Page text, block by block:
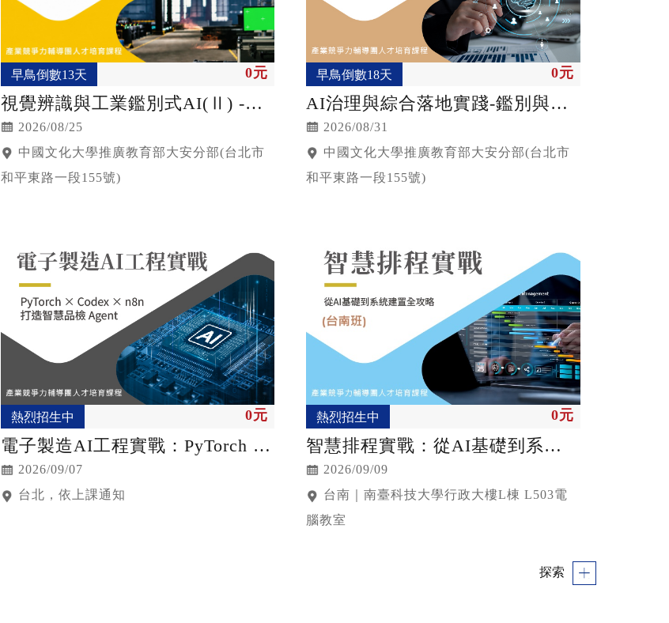
早鳥倒數13天 0元
視覺辨識與工業鑑別式AI(Ⅱ) -
YOLO辨識與AI⾏動相機實務
2026/08/25
中國文化大學推廣教育部大安分部(台北市
和平東路一段155號)
早鳥倒數18天 0元
AI治理與綜合落地實踐-鑑別與生
成工具雙軌實作
2026/08/31
中國文化大學推廣教育部大安分部(台北市
和平東路一段155號)
熱烈招生中 0元
電子製造AI工程實戰：PyTorch ×
Codex × n8n 打造智慧品檢Agent
2026/09/07
台北，依上課通知
熱烈招生中 0元
智慧排程實戰：從AI基礎到系統
建置全攻略
2026/09/09
台南｜南臺科技大學行政大樓L棟 L503電
腦教室
探索